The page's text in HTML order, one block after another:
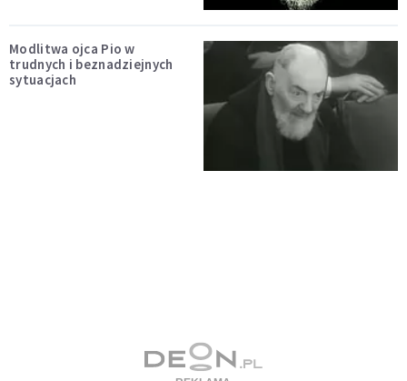
Modlitwa ojca Pio w
trudnych i beznadziejnych
sytuacjach